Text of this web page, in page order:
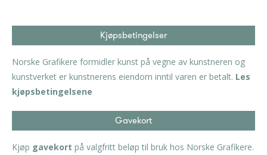
Kjøpsbetingelser
Norske Grafikere formidler kunst på vegne av kunstneren og
kunstverket er kunstnerens eiendom inntil varen er betalt. Les
kjøpsbetingelsene
Gavekort
Kjøp gavekort på valgfritt beløp til bruk hos Norske Grafikere.